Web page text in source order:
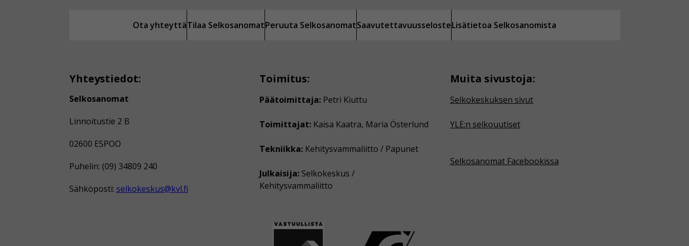
Ota yhteyttäTilaa SelkosanomatPeruuta SelkosanomatSaavutettavuusselosteLisätietoa Selkosanomista
Yhteystiedot:
Selkosanomat
Linnoitustie 2 B
02600 ESPOO
Puhelin: (09) 34809 240
Sähköposti: selkokeskus@kvl.fi
Toimitus:
Päätoimittaja: Petri Kiuttu
Toimittajat: Kaisa Kaatra, Maria Österlund
Tekniikka: Kehitysvammaliitto / Papunet
Julkaisija: Selkokeskus /
Kehitysvammaliitto
Muita sivustoja:
Selkokeskuksen sivut
YLE:n selkouutiset
Selkosanomat Facebookissa